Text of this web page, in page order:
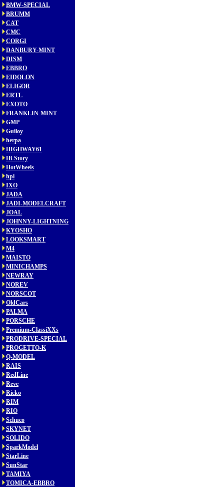
BMW-SPECIAL
BRUMM
CAT
CMC
CORGI
DANBURY-MINT
DISM
EBBRO
EIDOLON
ELIGOR
ERTL
EXOTO
FRANKLIN-MINT
GMP
Guiloy
herpa
HIGHWAY61
Hi-Story
HotWheels
hpi
IXO
JADA
JADI-MODELCRAFT
JOAL
JOHNNY-LIGHTNING
KYOSHO
LOOKSMART
M4
MAISTO
MINICHAMPS
NEWRAY
NOREV
NORSCOT
OldCars
PALMA
PORSCHE
Premium-ClassiXXs
PRODRIVE-SPECIAL
PROGETTO-K
Q-MODEL
RAIS
RedLine
Reve
Ricko
RIM
RIO
Schuco
SKYNET
SOLIDO
SparkModel
StarLine
SunStar
TAMIYA
TOMICA-EBBRO